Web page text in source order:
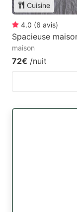
Cuisine
4.0 (6 avis)
Spacieuse
maison
72€ /nuit